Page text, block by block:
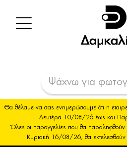
Θα θέλαμε να σας ενημερώσουμε ότι η
Δευτέρα 10/08/26 έως και
Όλες οι παραγγελίες που θα
Κυριακή 16/08/26, θα